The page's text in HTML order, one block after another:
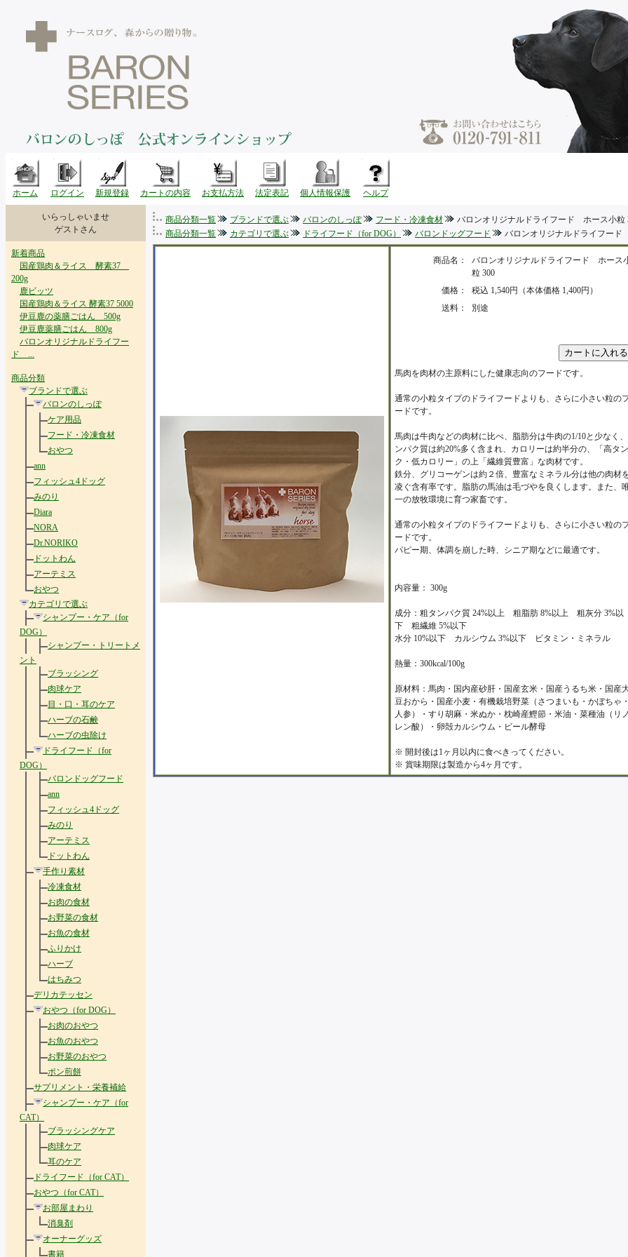
ホーム ログイン 新規登録 カートの内容 お支払方法 法定表記 個人情報保護 ヘルプ
いらっしゃいませ
ゲストさん
新着商品
国産鶏肉＆ライス 酵素37
200g
鹿ビッツ
国産鶏肉＆ライス 酵素37 5000
伊豆鹿の薬膳ごはん 500g
伊豆鹿薬膳ごはん 800g
バロンオリジナルドライフー
ド ...
商品分類
ブランドで選ぶ
バロンのしっぽ
ケア用品
フード・冷凍食材
おやつ
ann
フィッシュ4ドッグ
みのり
Diara
NORA
Dr.NORIKO
ドットわん
アーテミス
おやつ
カテゴリで選ぶ
シャンプー・ケア（for
DOG）
シャンプー・トリートメ
ント
ブラッシング
肉球ケア
目・口・耳のケア
ハーブの石鹸
ハーブの虫除け
ドライフード（for
DOG）
バロンドッグフード
ann
フィッシュ4ドッグ
みのり
アーテミス
ドットわん
手作り素材
冷凍食材
お肉の食材
お野菜の食材
お魚の食材
ふりかけ
ハーブ
はちみつ
デリカテッセン
おやつ（for DOG）
お肉のおやつ
お魚のおやつ
お野菜のおやつ
ポン煎餅
サプリメント・栄養補給
シャンプー・ケア（for
CAT）
ブラッシングケア
肉球ケア
耳のケア
ドライフード（for CAT）
おやつ（for CAT）
お部屋まわり
消臭剤
オーナーグッズ
書籍
商品分類一覧 ブランドで選ぶ バロンのしっぽ フード・冷凍食材
バロンオリジナルドライフード ホース小粒
商品分類一覧
カテゴリで選ぶ ドライフード（for DOG） バロンドッグフード バロンオリジナルドライフー
商品名：
バロンオリジナルドライフード ホース
粒 300
価格：
税込 1,540円（本体価格 1,400円）
送料：
別途
馬肉を肉材の主原料にした健康志向のフードです。
通常の小粒タイプのドライフードよりも、さらに小さい粒の
ードです。
馬肉は牛肉などの肉材に比べ、脂肪分は牛肉の1/10と少なく
ンパク質は約20%多く含まれ、カロリーは約半分の、「高タ
ク・低カロリー」の上「繊維質豊富」な肉材です。
鉄分、グリコーゲンは約２倍、豊富なミネラル分は他の肉材
凌ぐ含有率です。脂肪の馬油は毛づやを良くします。また、
一の放牧環境に育つ家畜です。
通常の小粒タイプのドライフードよりも、さらに小さい粒の
ードです。
パピー期、体調を崩した時、シニア期などに最適です。
内容量： 300g
成分：粗タンパク質 24%以上 粗脂肪 8%以上 粗灰分 3%以
下 粗繊維 5%以下
水分 10%以下 カルシウム 3%以下 ビタミン・ミネラル
熱量：300kcal/100g
原材料：馬肉・国内産砂肝・国産玄米・国産うるち米・国産
豆おから・国産小麦・有機栽培野菜（さつまいも・かぼちゃ・
人参）・すり胡麻・米ぬか・枕崎産鰹節・米油・菜種油（リノ
レン酸）・卵殻カルシウム・ビール酵母
※ 開封後は1ヶ月以内に食べきってください。
※ 賞味期限は製造から4ヶ月です。